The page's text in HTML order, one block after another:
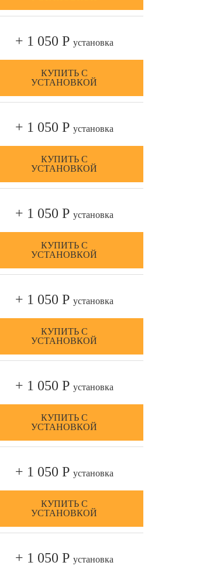
+ 1 050 Р установка
КУПИТЬ С
УСТАНОВКОЙ
+ 1 050 Р установка
КУПИТЬ С
УСТАНОВКОЙ
+ 1 050 Р установка
КУПИТЬ С
УСТАНОВКОЙ
+ 1 050 Р установка
КУПИТЬ С
УСТАНОВКОЙ
+ 1 050 Р установка
КУПИТЬ С
УСТАНОВКОЙ
+ 1 050 Р установка
КУПИТЬ С
УСТАНОВКОЙ
+ 1 050 Р установка